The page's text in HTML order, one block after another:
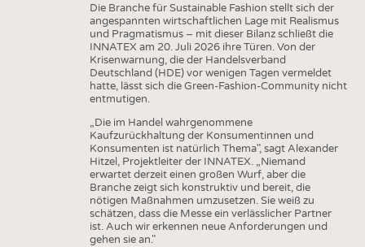
Die Branche für Sustainable Fashion stellt sich der
angespannten wirtschaftlichen Lage mit Realismus
und Pragmatismus – mit dieser Bilanz schließt die
INNATEX am 20. Juli 2026 ihre Türen. Von der
Krisenwarnung, die der Handelsverband
Deutschland (HDE) vor wenigen Tagen vermeldet
hatte, lässt sich die Green-Fashion-Community nicht
entmutigen.
„Die im Handel wahrgenommene
Kaufzurückhaltung der Konsumentinnen und
Konsumenten ist natürlich Thema", sagt Alexander
Hitzel, Projektleiter der INNATEX. „Niemand
erwartet derzeit einen großen Wurf, aber die
Branche zeigt sich konstruktiv und bereit, die
nötigen Maßnahmen umzusetzen. Sie weiß zu
schätzen, dass die Messe ein verlässlicher Partner
ist. Auch wir erkennen neue Anforderungen und
gehen sie an."